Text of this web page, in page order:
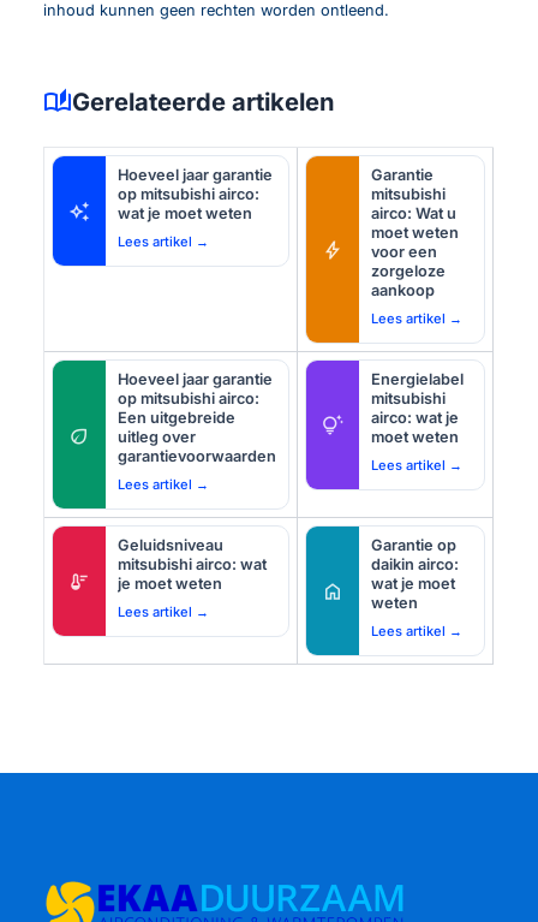
inhoud kunnen geen rechten worden ontleend.
auto_storiesGerelateerde artikelen
auto_awesome
Hoeveel jaar garantie
op mitsubishi airco:
wat je moet weten
Lees artikel → bolt
Garantie
mitsubishi
airco: Wat u
moet weten
voor een
zorgeloze
aankoop
Lees artikel →
eco
Hoeveel jaar garantie
op mitsubishi airco:
Een uitgebreide
uitleg over
garantievoorwaarden
Lees artikel →
tips_and_updates
Energielabel
mitsubishi
airco: wat je
moet weten
Lees artikel →
thermostat
Geluidsniveau
mitsubishi airco: wat
je moet weten
Lees artikel →
home
Garantie op
daikin airco:
wat je moet
weten
Lees artikel →